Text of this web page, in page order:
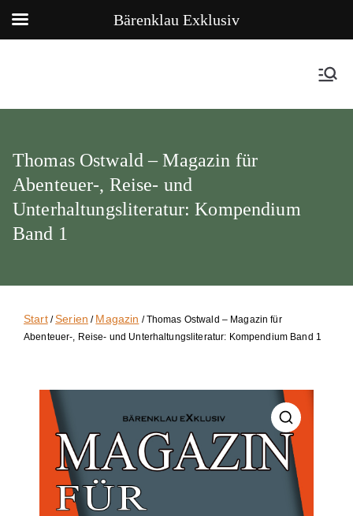
Thomas Ostwald – Magazin für
Abenteuer-, Reise- und
Unterhaltungsliteratur: Kompendium
Band 1
Start/Serien / Magazin / Thomas Ostwald – Magazin für
Abenteuer-, Reise- und Unterhaltungsliteratur: Kompendium Band 1
Bärenklau Exklusiv